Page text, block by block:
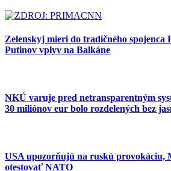
Zelenskyj mieri do tradičného spojenca
Putinov vplyv na Balkáne
NKÚ varuje pred netransparentným
30 miliónov eur bolo rozdelených bez
USA upozorňujú na ruskú provokáciu,
otestovať NATO